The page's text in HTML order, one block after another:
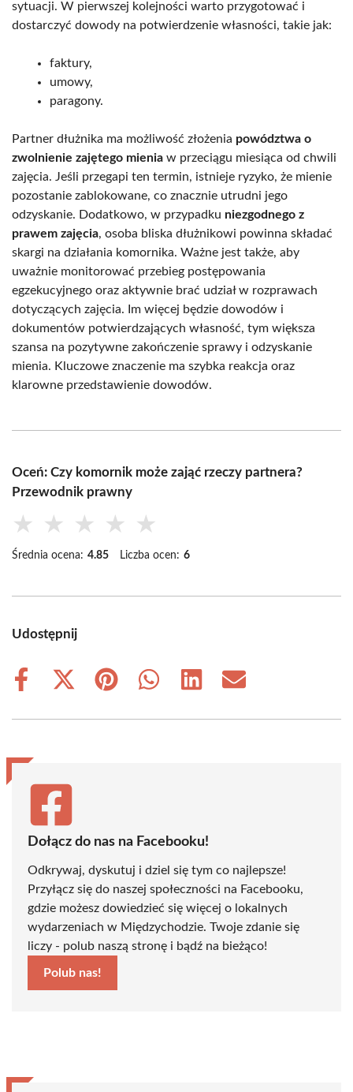
sytuacji. W pierwszej kolejności warto przygotować i
dostarczyć dowody na potwierdzenie własności, takie jak:
faktury,
umowy,
paragony.
Partner dłużnika ma możliwość złożenia powództwa o
zwolnienie zajętego mienia w przeciągu miesiąca od chwili
zajęcia. Jeśli przegapi ten termin, istnieje ryzyko, że mienie
pozostanie zablokowane, co znacznie utrudni jego
odzyskanie. Dodatkowo, w przypadku niezgodnego z
prawem zajęcia, osoba bliska dłużnikowi powinna składać
skargi na działania komornika. Ważne jest także, aby
uważnie monitorować przebieg postępowania
egzekucyjnego oraz aktywnie brać udział w rozprawach
dotyczących zajęcia. Im więcej będzie dowodów i
dokumentów potwierdzających własność, tym większa
szansa na pozytywne zakończenie sprawy i odzyskanie
mienia. Kluczowe znaczenie ma szybka reakcja oraz
klarowne przedstawienie dowodów.
Oceń: Czy komornik może zająć rzeczy partnera?
Przewodnik prawny
★ ★ ★ ★ ★
Średnia ocena: 4.85 Liczba ocen: 6
Udostępnij
Share
Share
(Twitter)
Share
Share
Share
Share
Dołącz do nas na Facebooku!
Odkrywaj, dyskutuj i dziel się tym co najlepsze!
Przyłącz się do naszej społeczności na Facebooku,
gdzie możesz dowiedzieć się więcej o lokalnych
wydarzeniach w Międzychodzie. Twoje zdanie się
liczy - polub naszą stronę i bądź na bieżąco!
Polub nas!